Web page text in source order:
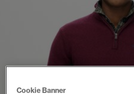
Cookie Banner